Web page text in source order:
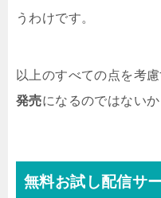
うわけです。
以上のすべての点を考慮
発売になるのではないか
無料お試し配信サ